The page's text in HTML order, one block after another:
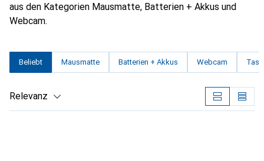
aus den Kategorien Mausmatte, Batterien + Akkus und
Webcam.
Beliebt Mausmatte Batterien + Akkus Webcam
Relevanz